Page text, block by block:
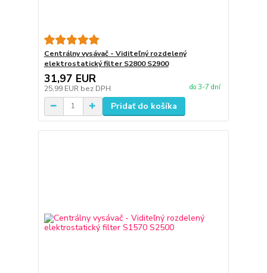
Centrálny vysávač - Viditeľný rozdelený
elektrostatický filter S2800 S2900
31,97 EUR
25,99 EUR bez DPH do 3-7 dní
Pridať do košíka